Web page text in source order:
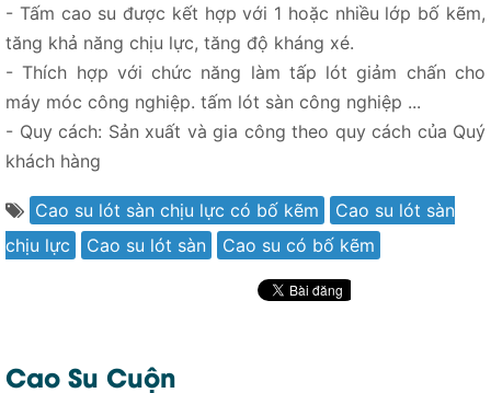
- Tấm cao su được kết hợp với 1 hoặc nhiều lớp bố kẽm,
tăng khả năng chịu lực, tăng độ kháng xé.
- Thích hợp với chức năng làm tấp lót giảm chấn cho
máy móc công nghiệp. tấm lót sàn công nghiệp ...
- Quy cách: Sản xuất và gia công theo quy cách của Quý
khách hàng
Cao su lót sàn chịu lực có bố kẽm
Cao su lót sàn
chịu lực
Cao su lót sàn Cao su có bố kẽm
Cao Su Cuộn